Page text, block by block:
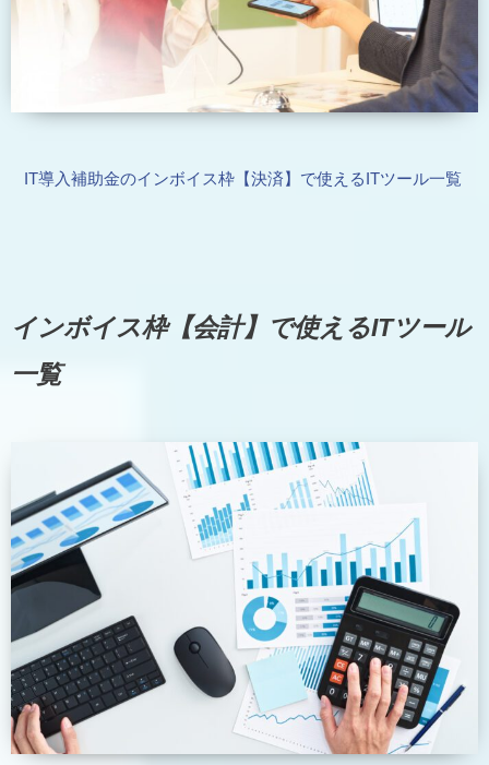
IT導入補助金のインボイス枠【決済】で使えるITツール一覧
インボイス枠【会計】で使えるITツール
一覧